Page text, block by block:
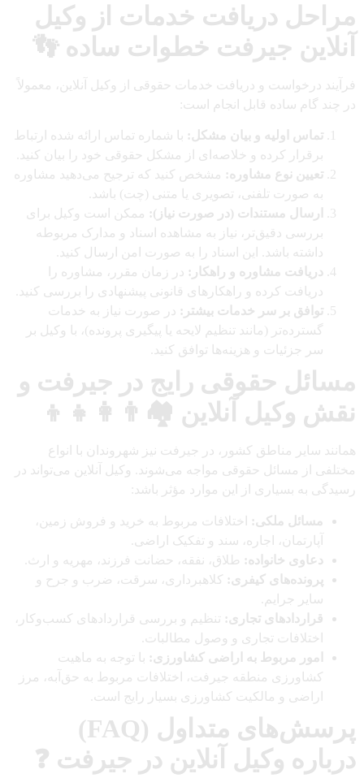
مراحل دریافت خدمات از وکیل
آنلاین جیرفت خطوات ساده 👣
فرآیند درخواست و دریافت خدمات حقوقی از وکیل آنلاین، معمولاً
در چند گام ساده قابل انجام است:
تماس اولیه و بیان مشکل: با شماره تماس ارائه شده ارتباط
برقرار کرده و خلاصه‌ای از مشکل حقوقی خود را بیان کنید.
تعیین نوع مشاوره: مشخص کنید که ترجیح می‌دهید مشاوره
به صورت تلفنی، تصویری یا متنی (چت) باشد.
ارسال مستندات (در صورت نیاز): ممکن است وکیل برای
بررسی دقیق‌تر، نیاز به مشاهده اسناد و مدارک مربوطه
داشته باشد. این اسناد را به صورت امن ارسال کنید.
دریافت مشاوره و راهکار: در زمان مقرر، مشاوره را
دریافت کرده و راهکارهای قانونی پیشنهادی را بررسی کنید.
توافق بر سر خدمات بیشتر: در صورت نیاز به خدمات
گسترده‌تر (مانند تنظیم لایحه یا پیگیری پرونده)، با وکیل بر
سر جزئیات و هزینه‌ها توافق کنید.
مسائل حقوقی رایج در جیرفت و
نقش وکیل آنلاین 🏘️👨‍👩‍👧‍👦
همانند سایر مناطق کشور، در جیرفت نیز شهروندان با انواع
مختلفی از مسائل حقوقی مواجه می‌شوند. وکیل آنلاین می‌تواند در
رسیدگی به بسیاری از این موارد مؤثر باشد:
مسائل ملکی:
اختلافات مربوط به خرید و فروش زمین،
آپارتمان، اجاره، سند و تفکیک اراضی.
دعاوی خانواده: طلاق، نفقه، حضانت فرزند، مهریه و ارث.
پرونده‌های کیفری: کلاهبرداری، سرقت، ضرب و جرح و
سایر جرایم.
قراردادهای تجاری: تنظیم و بررسی قراردادهای کسب‌وکار،
اختلافات تجاری و وصول مطالبات.
امور مربوط به اراضی کشاورزی: با توجه به ماهیت
کشاورزی منطقه جیرفت، اختلافات مربوط به حق‌آبه، مرز
اراضی و مالکیت کشاورزی بسیار رایج است.
پرسش‌های متداول (FAQ)
درباره وکیل آنلاین در جیرفت ❓